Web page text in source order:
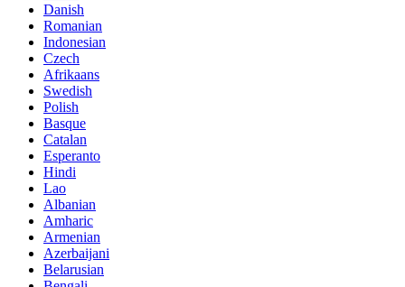
Danish
Romanian
Indonesian
Czech
Afrikaans
Swedish
Polish
Basque
Catalan
Esperanto
Hindi
Lao
Albanian
Amharic
Armenian
Azerbaijani
Belarusian